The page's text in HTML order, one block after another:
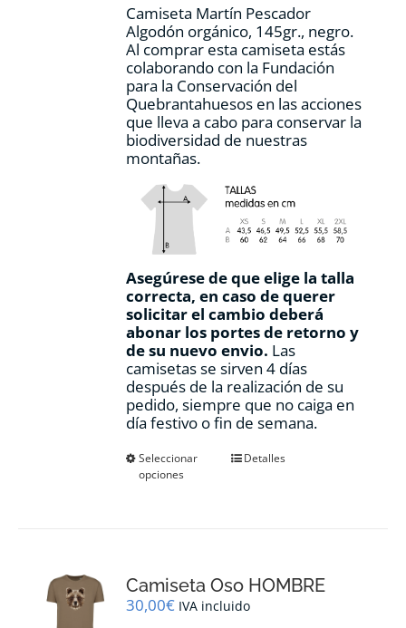
de
producto
Camiseta Martín Pescador
Algodón orgánico, 145gr., negro.
Al comprar esta camiseta estás
colaborando con la Fundación
para la Conservación del
Quebrantahuesos en las acciones
que lleva a cabo para conservar la
biodiversidad de nuestras
montañas.
Asegúrese de que elige la talla
correcta, en caso de querer
solicitar el cambio deberá
abonar los portes de retorno y
de su nuevo envio. Las
camisetas se sirven 4 días
después de la realización de su
pedido, siempre que no caiga en
día festivo o fin de semana.
Seleccionar
opciones
Este
se
pueden
Detalles
Camiseta Oso HOMBRE
30,00€ IVA incluido